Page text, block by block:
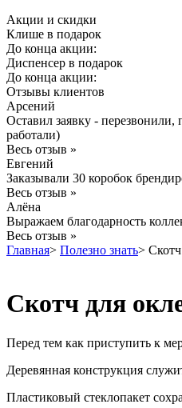
Акции и скидки
Клише в подарок
До конца акции:
Диспенсер в подарок
До конца акции:
Отзывы клиентов
Арсений
Оставил заявку -
работали)
Весь отзыв »
Евгений
Заказывали 30 коробок
Весь отзыв »
Алёна
Выражаем благодарность
Весь отзыв »
Главная> Полезно знать>
Скотч для
Перед тем как приступить к
Деревянная конструкция
Пластиковый стеклопакет